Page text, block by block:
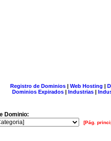
Registro de Dominios| Web Hosting |
Dominios Expirados | Industrias |
Dominio:
[Pág.